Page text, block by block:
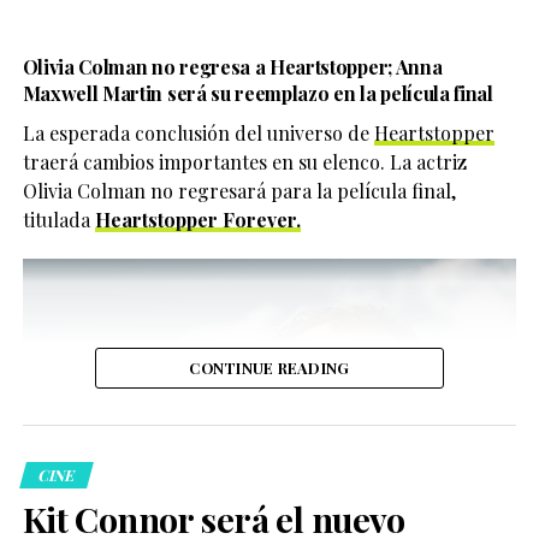
0
0
Compartir
El lanzamiento llega en medio de un momento clave
para Madonna, quien recientemente encendió la escena
queer con una aparición sorpresa en The Abbey, en Los
Olivia Colman no regresa a Heartstopper; Anna
Maxwell Martin será su reemplazo en la película final
La esperada conclusión del universo deHeartstopper
traerá cambios importantes en su elenco. La actriz
Olivia Colman no regresará para la película final,
titulada Heartstopper Forever.
CONTINUE READING
CINE
Kit Connor será el nuevo